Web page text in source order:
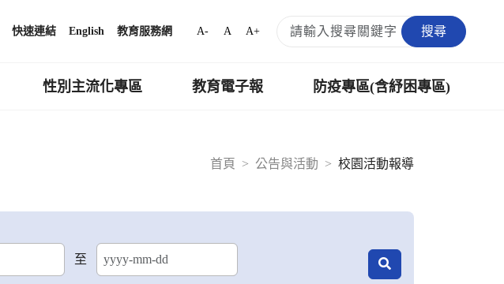
快速連結 English 教育服務網 A- A A+ 搜尋
性別主流化專區 教育電子報 防疫專區(含紓困專區)
首頁
公告與活動 校園活動報導
至